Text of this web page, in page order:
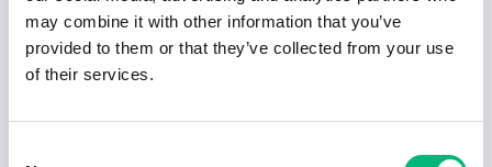
may combine it with other information that you’ve
provided to them or that they’ve collected from your use
of their services.